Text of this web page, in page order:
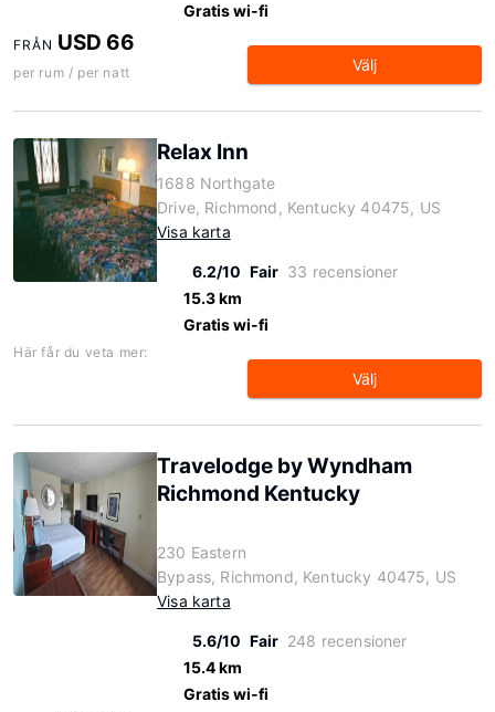
Gratis wi-fi
FRÅN USD 66
per rum / per natt Välj
Relax Inn
1688 Northgate
Drive, Richmond, Kentucky 40475, US
Visa karta
6.2/10 Fair 33 recensioner
15.3 km
Gratis wi-fi
Här får du veta mer:
Välj
Travelodge by Wyndham
Richmond Kentucky
230 Eastern
Bypass, Richmond, Kentucky 40475, US
Visa karta
5.6/10 Fair 248 recensioner
15.4 km
Gratis wi-fi